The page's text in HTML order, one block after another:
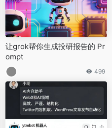
让grok帮你生成投研报告的 Pr
ompt
499